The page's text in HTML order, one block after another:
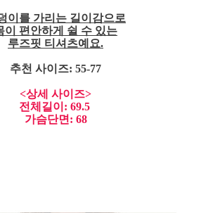
이를 가리는 길이감으로
이 편안하게 쉴 수 있는
루즈핏 티셔츠예요.
추천 사이즈: 55-77
<상세 사이즈>
전체길이: 69.5
가슴단면: 68